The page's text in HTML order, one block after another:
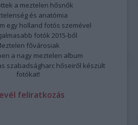
a meztelen hősnők
és anatómia
egy holland fotós szemével
fotók 2015-ből
fővárosiak
a nagy meztelen album
szabadságharc hőseiről készült
fotókat!
feliratkozás